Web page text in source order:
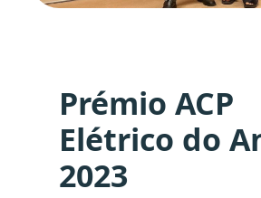
Prémio ACP
Elétrico do
2023